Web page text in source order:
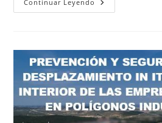
Continuar Leyendo
Redonda,
Empresariales
Con
Onda
Cero